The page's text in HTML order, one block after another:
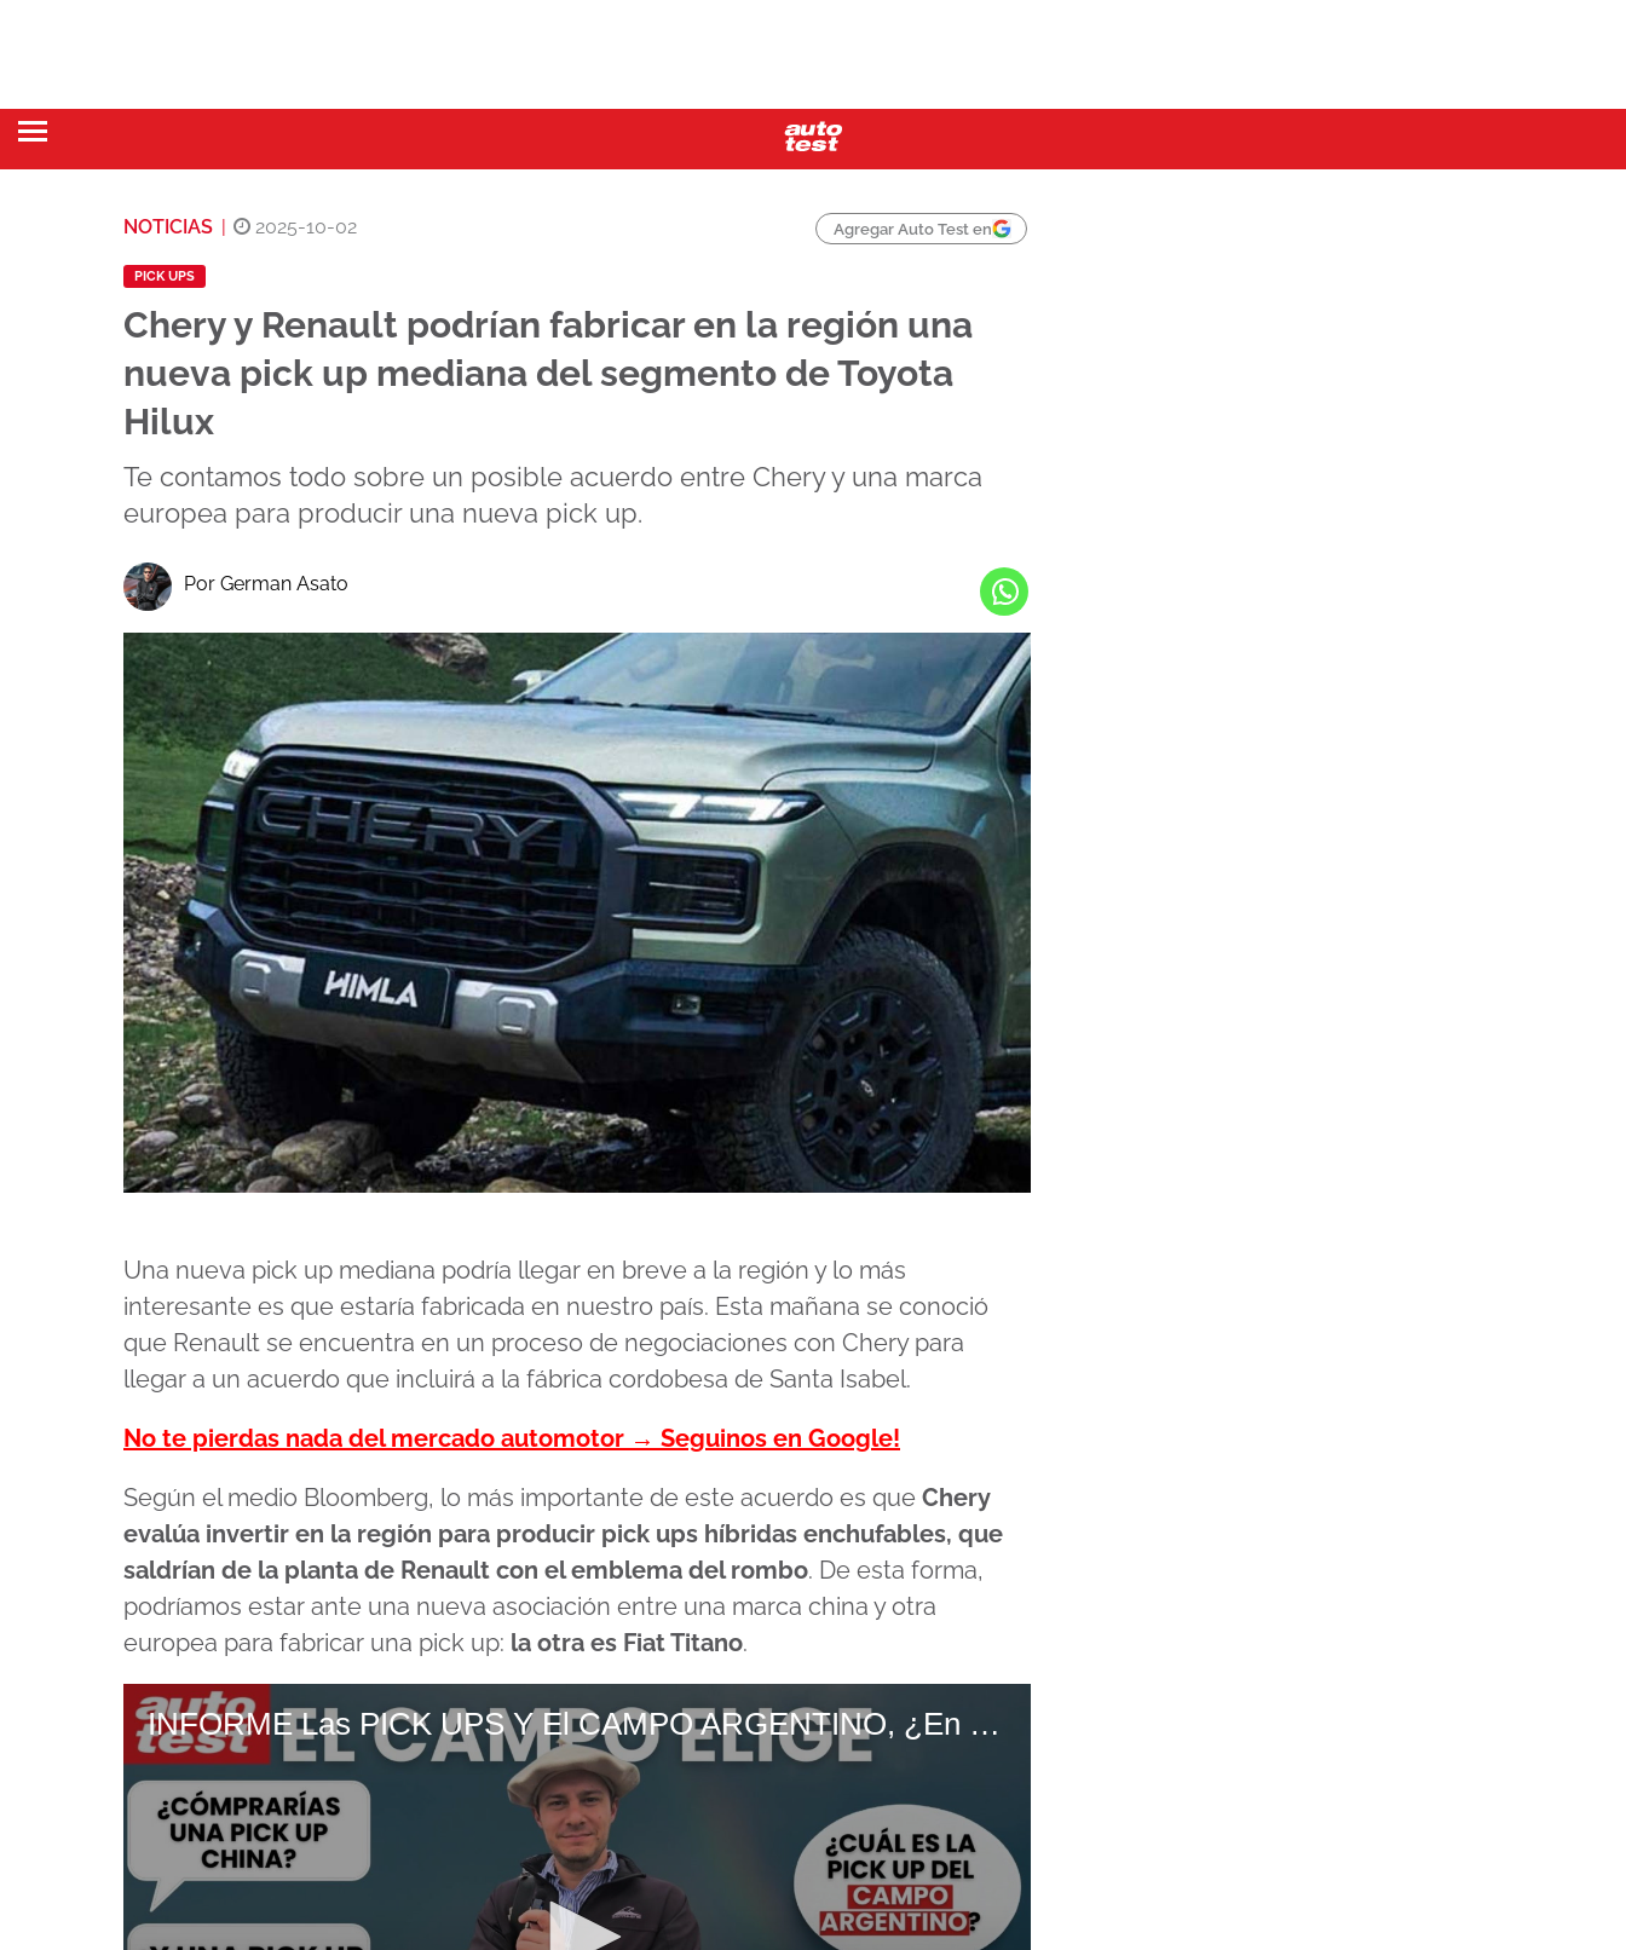
NOTICIAS 2025-10-02 Agregar Auto Test en
PICK UPS
Chery y Renault podrían fabricar en la región una
nueva pick up mediana del segmento de Toyota
Hilux
Te contamos todo sobre un posible acuerdo entre Chery y una marca
europea para producir una nueva pick up.
Por German Asato
Una nueva pick up mediana podría llegar en breve a la región y lo más
interesante es que estaría fabricada en nuestro país. Esta mañana se conoció
que Renault se encuentra en un proceso de negociaciones con Chery para
llegar a un acuerdo que incluirá a la fábrica cordobesa de Santa Isabel.
No te pierdas nada del mercado automotor → Seguinos en Google!
Según el medio Bloomberg, lo más importante de este acuerdo es que Chery
evalúa invertir en la región para producir pick ups híbridas enchufables, que
saldrían de la planta de Renault con el emblema del rombo. De esta forma,
podríamos estar ante una nueva asociación entre una marca china y otra
europea para fabricar una pick up: la otra es Fiat Titano.
INFORME Las PICK UPS Y El CAMPO ARGENTINO, ¿En Un DILEMA INESPERADO (1)